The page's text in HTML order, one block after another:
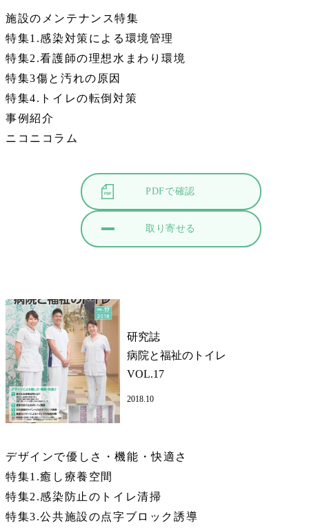
施設のメンテナンス特集
特集1.感染対策による環境管理
特集2.看護師の理想水まわり環境
特集3傷と汚れの原因
特集4.トイレの転倒対策
事例紹介
ニコニコラム
PDFで確認
取り寄せる
研究誌
病院と福祉のトイレ
VOL.17
2018.10
デザインで優しさ・機能・快適さ
特集1.癒し療養空間
特集2.感染防止のトイレ清掃
特集3.公共施設の点字ブロック誘導